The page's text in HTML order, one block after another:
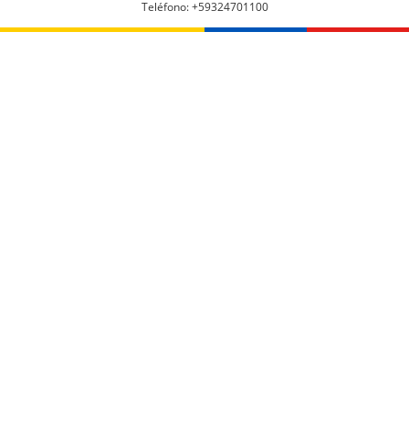
Teléfono: +59324701100